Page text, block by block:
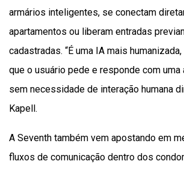
armários inteligentes, se conectam
apartamentos ou liberam entradas
cadastradas. “É uma IA mais
que o usuário pede e responde com uma
sem necessidade de interação humana
Kapell.
A Seventh também vem apostando em
fluxos de comunicação dentro dos